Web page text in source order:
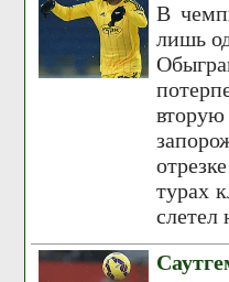
В
лишь
турах
слетел